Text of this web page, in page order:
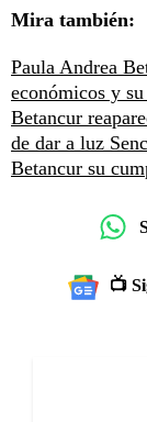
Mira también:
Paula Andrea
económicos y
Betancur
de dar a luz
Betancur su
📺